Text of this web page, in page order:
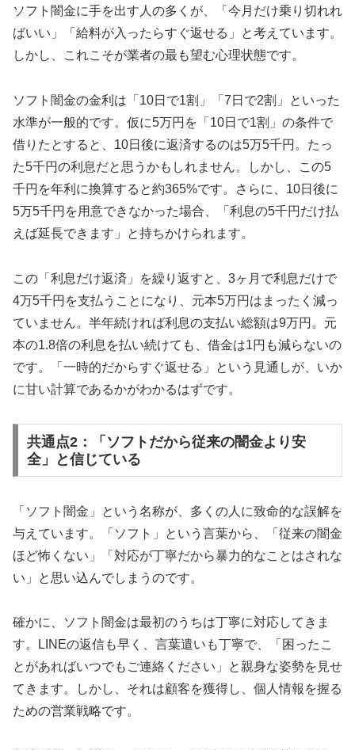
ソフト闇金に手を出す人の多くが、「今月だけ乗り切れれ
ばいい」「給料が入ったらすぐ返せる」と考えています。
しかし、これこそが業者の最も望む心理状態です。
ソフト闇金の金利は「10日で1割」「7日で2割」といった
水準が一般的です。仮に5万円を「10日で1割」の条件で
借りたとすると、10日後に返済するのは5万5千円。たっ
た5千円の利息だと思うかもしれません。しかし、この5
千円を年利に換算すると約365%です。さらに、10日後に
5万5千円を用意できなかった場合、「利息の5千円だけ払
えば延長できます」と持ちかけられます。
この「利息だけ返済」を繰り返すと、3ヶ月で利息だけで
4万5千円を支払うことになり、元本5万円はまったく減っ
ていません。半年続ければ利息の支払い総額は9万円。元
本の1.8倍の利息を払い続けても、借金は1円も減らないの
です。「一時的だからすぐ返せる」という見通しが、いか
に甘い計算であるかがわかるはずです。
共通点2：「ソフトだから従来の闇金より安
全」と信じている
「ソフト闇金」という名称が、多くの人に致命的な誤解を
与えています。「ソフト」という言葉から、「従来の闇金
ほど怖くない」「対応が丁寧だから暴力的なことはされな
い」と思い込んでしまうのです。
確かに、ソフト闇金は最初のうちは丁寧に対応してきま
す。LINEの返信も早く、言葉遣いも丁寧で、「困ったこ
とがあればいつでもご連絡ください」と親身な姿勢を見せ
てきます。しかし、それは顧客を獲得し、個人情報を握る
ための営業戦略です。